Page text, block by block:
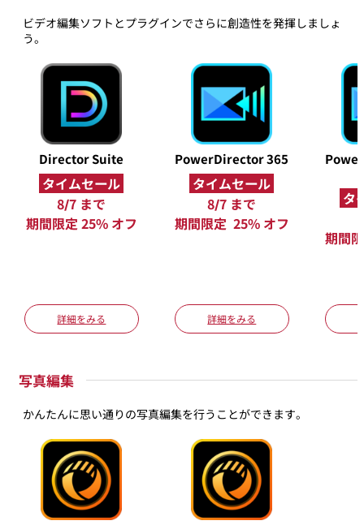
ビデオ編集ソフトとプラグインでさらに創造性を発揮しましょ
う。
Director Suite
タイムセール
8/7 まで
期間限定 25% オフ
詳細をみる
PowerDirector 365
タイムセール
8/7 まで
期間限定 25% オフ
詳細をみる
タ
期間
写真編集
かんたんに思い通りの写真編集を行うことができます。